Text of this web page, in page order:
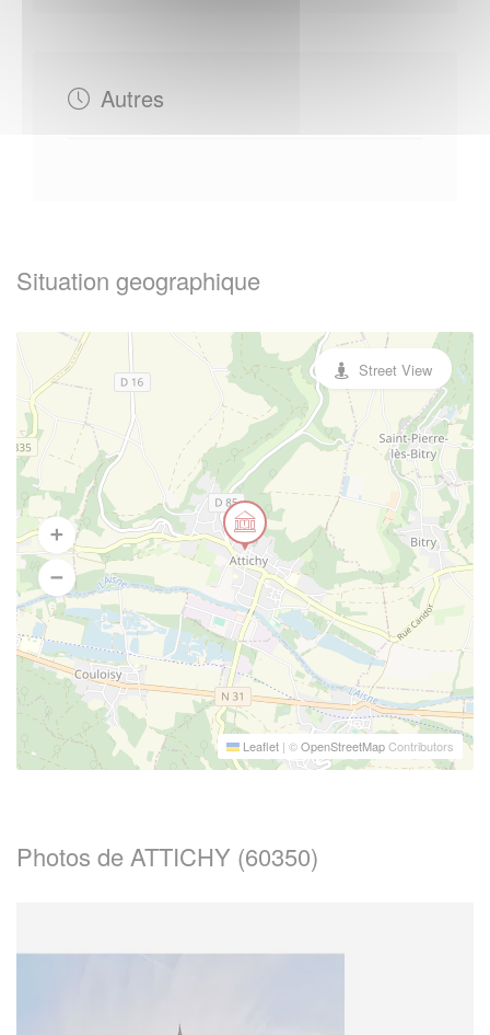
Autres
Situation geographique
Leaflet | ©OpenStreetMapContributors
Street View
Photos de ATTICHY (60350)